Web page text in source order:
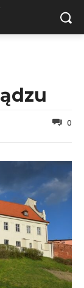
0